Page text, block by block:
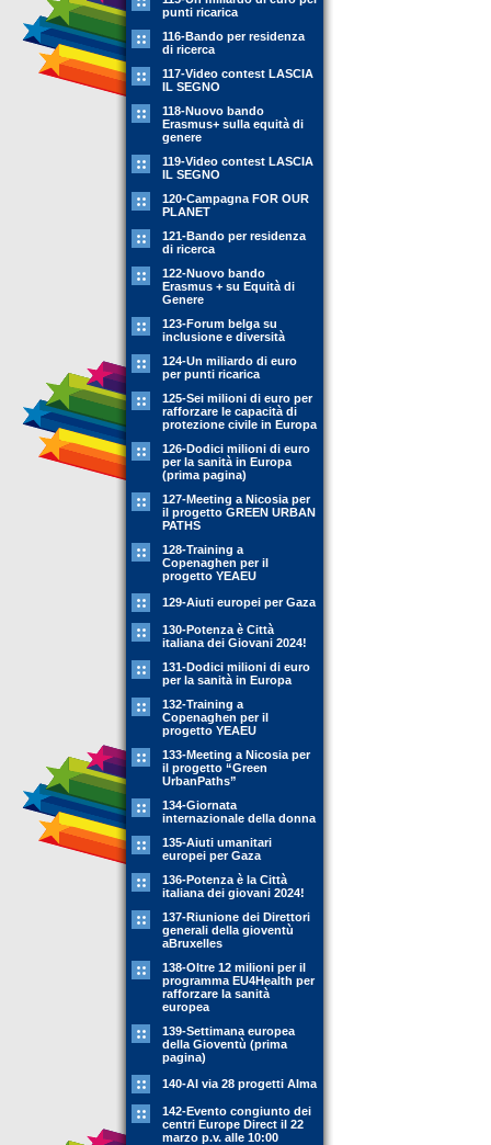
punti ricarica
116-Bando per residenza
di ricerca
117-Video contest LASCIA
IL SEGNO
118-Nuovo bando
Erasmus+ sulla equità di
genere
119-Video contest LASCIA
IL SEGNO
120-Campagna FOR OUR
PLANET
121-Bando per residenza
di ricerca
122-Nuovo bando
Erasmus + su Equità di
Genere
123-Forum belga su
inclusione e diversità
124-Un miliardo di euro
per punti ricarica
125-Sei milioni di euro per
rafforzare le capacità di
protezione civile in Europa
126-Dodici milioni di euro
per la sanità in Europa
(prima pagina)
127-Meeting a Nicosia per
il progetto GREEN URBAN
PATHS
128-Training a
Copenaghen per il
progetto YEAEU
129-Aiuti europei per Gaza
130-Potenza è Città
italiana dei Giovani 2024!
131-Dodici milioni di euro
per la sanità in Europa
132-Training a
Copenaghen per il
progetto YEAEU
133-Meeting a Nicosia per
il progetto “Green
UrbanPaths”
134-Giornata
internazionale della donna
135-Aiuti umanitari
europei per Gaza
136-Potenza è la Città
italiana dei giovani 2024!
137-Riunione dei Direttori
generali della gioventù
aBruxelles
138-Oltre 12 milioni per il
programma EU4Health per
rafforzare la sanità
europea
139-Settimana europea
della Gioventù (prima
pagina)
140-Al via 28 progetti Alma
142-Evento congiunto dei
centri Europe Direct il 22
marzo p.v. alle 10:00